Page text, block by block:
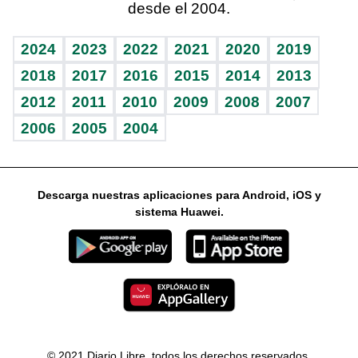
Vida y familia
Eñe
Celebrando la vida
Sin complejos
En pocas palabras
Escuchando al corazón
Economía Personal
Consulta Libre
BRV
TBT Deportivo
Más firmas
Guía del dinero
Horóscopos
desde el 2004.
2024 2023 2022 2021 2020
2019
2018
2017 2016 2015 2014
2013
2012
2011 2010 2009 2008
2007
2006
2005 2004
Descarga nuestras aplicaciones para Android, iOS y
sistema Huawei.